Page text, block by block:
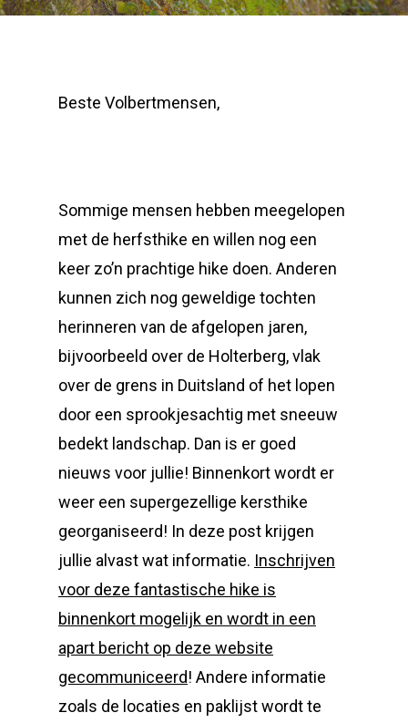
Beste Volbertmensen,
Sommige mensen hebben meegelopen
met de herfsthike en willen nog een
keer zo’n prachtige hike doen. Anderen
kunnen zich nog geweldige tochten
herinneren van de afgelopen jaren,
bijvoorbeeld over de Holterberg, vlak
over de grens in Duitsland of het lopen
door een sprookjesachtig met sneeuw
bedekt landschap. Dan is er goed
nieuws voor jullie! Binnenkort wordt er
weer een supergezellige kersthike
georganiseerd! In deze post krijgen
jullie alvast wat informatie. Inschrijven
voor deze fantastische hike is
binnenkort mogelijk en wordt in een
apart bericht op deze website
gecommuniceerd! Andere informatie
zoals de locaties en paklijst wordt te